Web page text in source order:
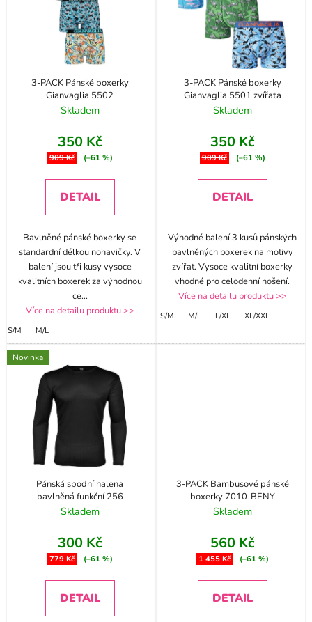
3-PACK Pánské boxerky
Gianvaglia 5502
Skladem
350 Kč
909 Kč (–61 %)
DETAIL
Bavlněné pánské boxerky se
standardní délkou nohavičky. V
balení jsou tři kusy vysoce
kvalitních boxerek za výhodnou
ce...
Více na detailu produktu >>
S/M M/L
3-PACK Pánské boxerky
Gianvaglia 5501 zvířata
Skladem
350 Kč
909 Kč (–61 %)
DETAIL
Výhodné balení 3 kusů pánských
bavlněných boxerek na motivy
zvířat. Vysoce kvalitní boxerky
vhodné pro celodenní nošení.
Více na detailu produktu >>
S/M M/L L/XL XL/XXL
Novinka
Pánská spodní halena
bavlněná funkční 256
Skladem
300 Kč
779 Kč (–61 %)
DETAIL
3-PACK Bambusové pánské
boxerky 7010-BENY
Skladem
560 Kč
1 455 Kč (–61 %)
DETAIL